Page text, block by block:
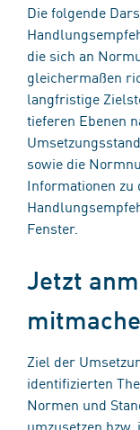
Die folgende
die sich an
gleichermaßen
langfristige
tieferen Ebenen
sowie die
Informationen zu
Fenster.
Jetzt
Ziel der
identifizierten
Normen und
umzusetzen